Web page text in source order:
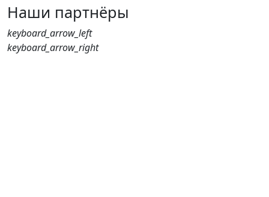
Наши партнёры
keyboard_arrow_left
keyboard_arrow_right